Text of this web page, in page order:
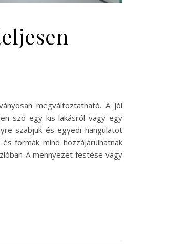
megváltoztatható. A jól
szó egy kis lakásról vagy egy
szabjuk és egyedi hangulatot
formák mind hozzájárulhatnak
A mennyezet festése vagy